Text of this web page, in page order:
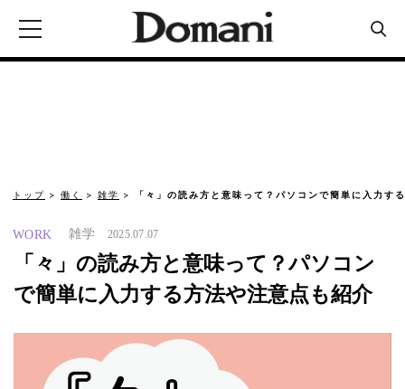
トップ 働く 雑学 「々」の読み方と意味って？パソコンで簡単に入力す
WORK 雑学 2025.07.07
「々」の読み方と意味って？パソコン
で簡単に入力する方法や注意点も紹介